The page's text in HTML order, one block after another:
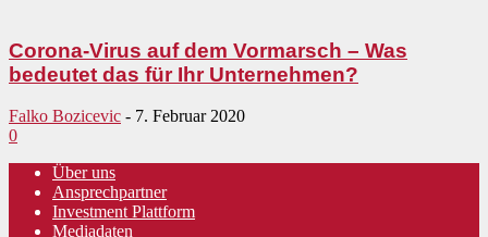
Corona-Virus auf dem Vormarsch – Was
bedeutet das für Ihr Unternehmen?
Falko Bozicevic - 7. Februar 2020
0
Über uns
Ansprechpartner
Investment Plattform
Mediadaten